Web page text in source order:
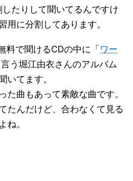
たりして聞いてるんですけ
用に分割してあります。
料で聞けるCDの中に「 ワー
言う堀江由衣さんのアルバム
いてます。
た曲もあって素敵な曲です。
たんだけど、合わなくて見る
ね。